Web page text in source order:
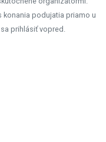
konania podujatia priamo u
prihlásiť vopred.